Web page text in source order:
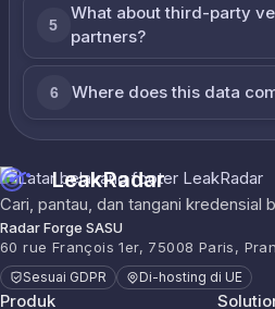
5
What about third-party
partners?
6 Where does this data
LeakRadar
Cari, pantau, dan tangani kredensial
Radar Forge SASU
60 rue François 1er, 75008 Paris,
Sesuai GDPR Di-hosting di UE
Produk